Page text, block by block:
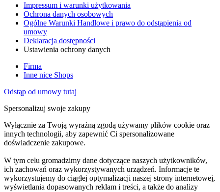
Impressum i warunki użytkowania
Ochrona danych osobowych
Ogólne Warunki Handlowe i prawo do odstąpienia od
umowy
Deklaracja dostępności
Ustawienia ochrony danych
Firma
Inne nice Shops
Odstąp od umowy tutaj
Spersonalizuj swoje zakupy
Wyłącznie za Twoją wyraźną zgodą używamy plików cookie oraz
innych technologii, aby zapewnić Ci spersonalizowane
doświadczenie zakupowe.
W tym celu gromadzimy dane dotyczące naszych użytkowników,
ich zachowań oraz wykorzystywanych urządzeń. Informacje te
wykorzystujemy do ciągłej optymalizacji naszej strony internetowej,
wyświetlania dopasowanych reklam i treści, a także do analizy